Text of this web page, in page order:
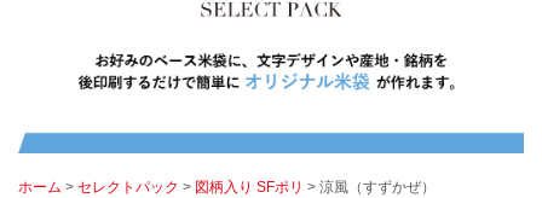
ホーム > セレクトパック > 図柄入り SFポリ > 涼風（すずかぜ）